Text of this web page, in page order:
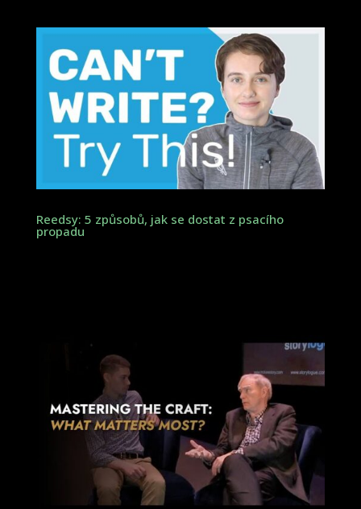
Reedsy: 5 způsobů, jak se dostat z psacího
propadu